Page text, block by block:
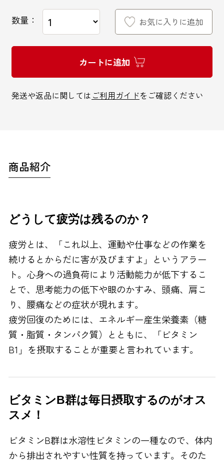
特定商取引法に基づく表記
インターネットでのお問い合わせ
0120-810-771
9:00～18:00 / 土日祝も可
FAXでのお問い合わせ
0120-810-130
24時間自動受付
数量：
カートに追加
お気に入りに追加
発送や返品に関しては ご利用ガイドをご確認ください
商品紹介
どうして疲労は残るのか？
疲労とは、「これ以上、運動や仕事などの作業を
続けるとからだに害が及びますよ」というアラー
ト。心身への過負荷により活動能力が低下するこ
とで、思考能力の低下や眼のかすみ、頭痛、肩こ
り、腰痛などの症状が現れます。
疲労回復のためには、エネルギー産生栄養素（糖
質・脂質・タンパク質）とともに、「ビタミン
B1 」を摂取することが重要と言われています。
ビタミンB群は毎日摂取するのがオス
スメ！
ビタミンB群は水溶性ビタミンの一種なので、体内
から排出されやすい性質を持っています。そのた